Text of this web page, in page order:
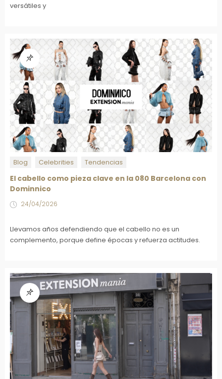
versátiles y
Blog Celebrities Tendencias
El cabello como pieza clave en la 080 Barcelona con
Dominnico
24/04/2026
Llevamos años defendiendo que el cabello no es un
complemento, porque define épocas y refuerza actitudes.